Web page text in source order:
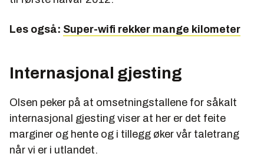
Les også: Super-wifi rekker mange kilometer
Internasjonal gjesting
Olsen peker på at omsetningstallene for såkalt
internasjonal gjesting viser at her er det feite
marginer og hente og i tillegg øker vår taletrang
når vi er i utlandet.